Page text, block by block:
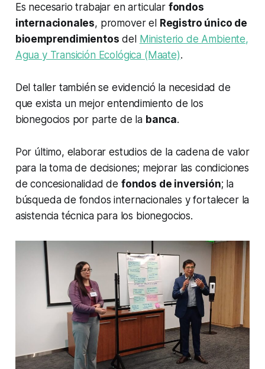
Es necesario trabajar en articular fondos
internacionales, promover el
Registro único de
bioemprendimientos del
Ministerio de Ambiente,
Agua y Transición Ecológica (Maate).
Del taller también se evidenció la necesidad de
que exista un mejor entendimiento de los
bionegocios por parte de la banca.
Por último, elaborar estudios de la cadena de valor
para la toma de decisiones; mejorar las condiciones
de concesionalidad de fondos de inversión; la
búsqueda de fondos internacionales y fortalecer la
asistencia técnica para los bionegocios.